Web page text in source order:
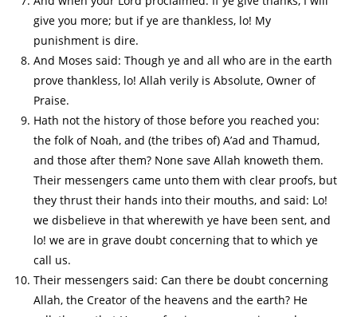
give you more; but if ye are thankless, lo! My
punishment is dire.
And Moses said: Though ye and all who are in the earth
prove thankless, lo! Allah verily is Absolute, Owner of
Praise.
Hath not the history of those before you reached you:
the folk of Noah, and (the tribes of) A’ad and Thamud,
and those after them? None save Allah knoweth them.
Their messengers came unto them with clear proofs, but
they thrust their hands into their mouths, and said: Lo!
we disbelieve in that wherewith ye have been sent, and
lo! we are in grave doubt concerning that to which ye
call us.
Their messengers said: Can there be doubt concerning
Allah, the Creator of the heavens and the earth? He